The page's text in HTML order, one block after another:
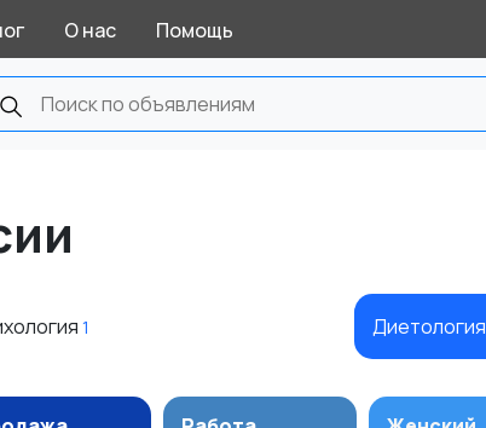
О нас Помощь
1 Диетология